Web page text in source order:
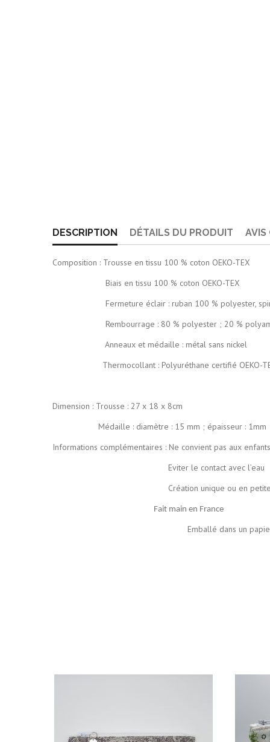
DESCRIPTION DÉTAILS DU PRODUIT AVIS
Composition : Trousse en tissu 100 % coton OEKO-TEX
Biais en tissu 100 % coton OEKO-TEX
Fermeture éclair : ruban 100 % polyester,
Rembourrage : 80 % polyester ; 20 %
Anneaux et médaille : métal sans nickel
Thermocollant : Polyuréthane certifié OEKO-
Dimension : Trousse : 27 x 18 x 8cm
Médaille : diamètre : 15 mm ; épaisseur : 1mm
Informations complémentaires : Ne convient pas aux
Eviter le contact avec l’eau
Création unique ou en petite série de
Fait main en France
Emballé dans un papier de soie coloré